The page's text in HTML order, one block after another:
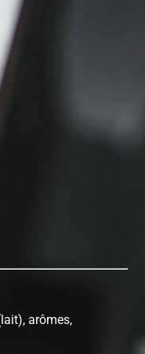
arômes,